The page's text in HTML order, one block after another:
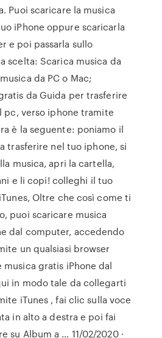
Puoi scaricare la musica
iPhone oppure scaricarla
e poi passarla sullo
scelta: Scarica musica da
da PC o Mac;
da Guida per trasferire
pc, verso iphone tramite
è la seguente: poniamo il
trasferire nel tuo iphone, si
musica, apri la cartella,
e li copi! colleghi il tuo
Oltre che così come ti
puoi scaricare musica
dal computer, accedendo
un qualsiasi browser
musica gratis iPhone dal
in modo tale da collegarti
iTunes , fai clic sulla voce
in alto a destra e poi fai
su Album a … 11/02/2020 ·